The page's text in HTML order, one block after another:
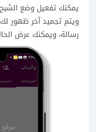
يمكنك تفعيل وضع الشبح
ويتم تجميد آخر ظهور
رسالة، ويمكنك عرض